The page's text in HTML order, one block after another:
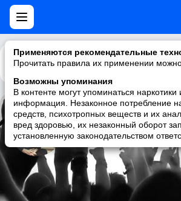
Применяются рекомендательные
Прочитать правила их применении
Возможны упоминания
В контенте могут упоминаться
информация. Незаконное потребление
средств, психотропных веществ и их
вред здоровью, их незаконный оборот
установленную законодательством
Каталог Рекомендации
Ed Prosek
pop, folk